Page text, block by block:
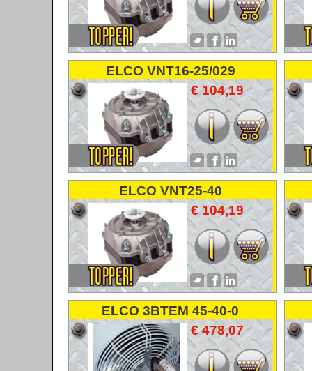
ELCO VNT16-25/029
VENTILATORMOTOR
FANMOTOR
€ 104,19
ELCO VNT25-40
VENTILATORMOTOR
FANMOTOR
€ 104,19
ELCO 3BTEM 45-40-0
VENTILATORMOTOR
FANMOTOR
€ 478,07